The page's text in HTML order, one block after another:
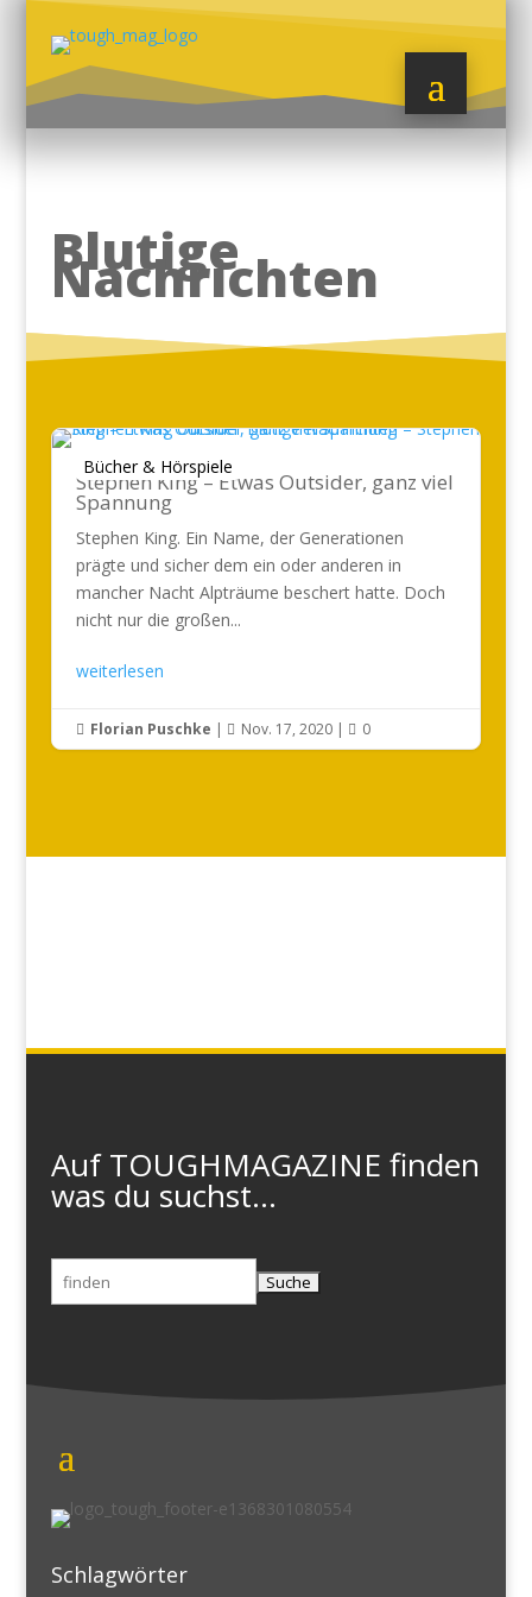
Blutige
Nachrichten
Bücher & Hörspiele
Stephen King – Etwas Outsider, ganz viel
Spannung
Stephen King. Ein Name, der Generationen
prägte und sicher dem ein oder anderen in
mancher Nacht Alpträume beschert hatte. Doch
nicht nur die großen...
weiterlesen
 Florian Puschke |  Nov. 17, 2020|  0
Auf TOUGHMAGAZINE finden
was du suchst...
Suchen
nach:
Schlagwörter